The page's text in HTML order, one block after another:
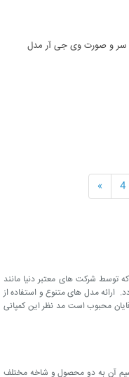
سر و صورت وی جی آر مدل
4
»
توسط شرکت های معتبر دنیا مانند
ارائه مدل های متنوع و استفاده از
محبوب است مد نظر این کمپانی
آن به دو محصول و شاخه مختلف